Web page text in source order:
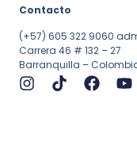
Contacto
(+57) 605 322 9060
Carrera 46 # 132 – 27
Barranquilla –